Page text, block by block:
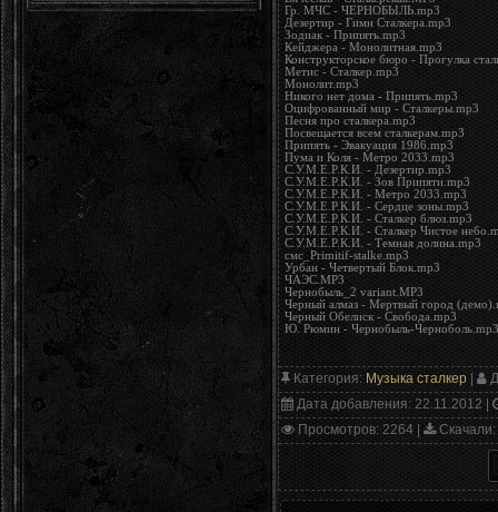
Гр. МЧС - ЧЕРНОБЫЛЬ.mp3
Дезертир - Гимн Сталкера.mp3
Зодиак - Припять.mp3
Кейджера - Монолитная.mp3
Конструкторское бюро - Прогулка
Метис - Сталкер.mp3
Монолит.mp3
Никого нет дома - Припять.mp3
Оцифрованный мир - Сталкеры.mp3
Песня про сталкера.mp3
Посвещается всем сталкерам.mp3
Припять - Эвакуация 1986.mp3
Пума и Коля - Метро 2033.mp3
С.У.М.Е.Р.К.И. - Дезертир.mp3
С.У.М.Е.Р.К.И. - Зов Припяти.mp3
С.У.М.Е.Р.К.И. - Метро 2033.mp3
С.У.М.Е.Р.К.И. - Сердце зоны.mp3
С.У.М.Е.Р.К.И. - Сталкер блюз.mp3
С.У.М.Е.Р.К.И. - Сталкер Чистое
С.У.М.Е.Р.К.И. - Темная долина.mp3
смс_Primitif-stalke.mp3
Урбан - Четвертый Блок.mp3
ЧАЭС.MP3
Чернобыль_2 variant.MP3
Черный алмаз - Мертвый город
Черный Обелиск - Свобода.mp3
Ю. Рюмин - Чернобыль-Черноболь.mp3
Категория: Музыка сталкер |
Дата добавления: 22.11.2012 |
Просмотров: 2264 | Скачали